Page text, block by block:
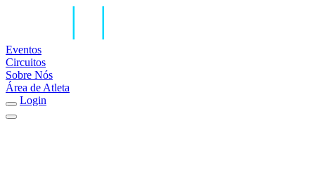
Eventos
Circuitos
Sobre Nós
Área de Atleta
Login